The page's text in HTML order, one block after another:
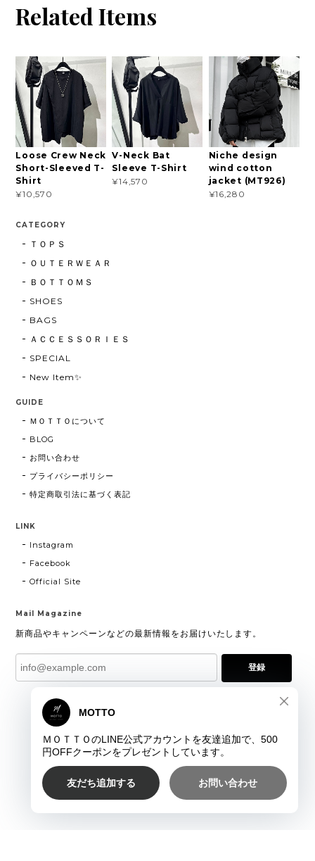
Related Items
Loose Crew Neck
Short-Sleeved T-
Shirt
¥10,570
V-Neck Bat
Sleeve T-Shirt
¥14,570
Niche design
wind cotton
jacket (MT926)
¥16,280
CATEGORY
ＴＯＰＳ
ＯＵＴＥＲＷＥＡＲ
ＢＯＴＴＯＭＳ
SHOES
BAGS
ＡＣＣＥＳＳＯＲＩＥＳ
SPECIAL
New Item✨
GUIDE
ＭＯＴＴＯについて
BLOG
お問い合わせ
プライバシーポリシー
特定商取引法に基づく表記
LINK
Instagram
Facebook
Official Site
Mail Magazine
新商品やキャンペーンなどの最新情報をお届けいたします。
登録